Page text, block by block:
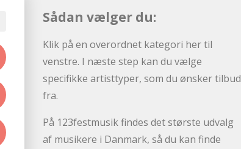
Sådan vælger du:
Klik på en overordnet kategori her til
venstre. I næste step kan du vælge
specifikke artisttyper, som du ønsker tilbud
fra.
På 123festmusik findes det største udvalg
af musikere i Danmark, så du kan finde